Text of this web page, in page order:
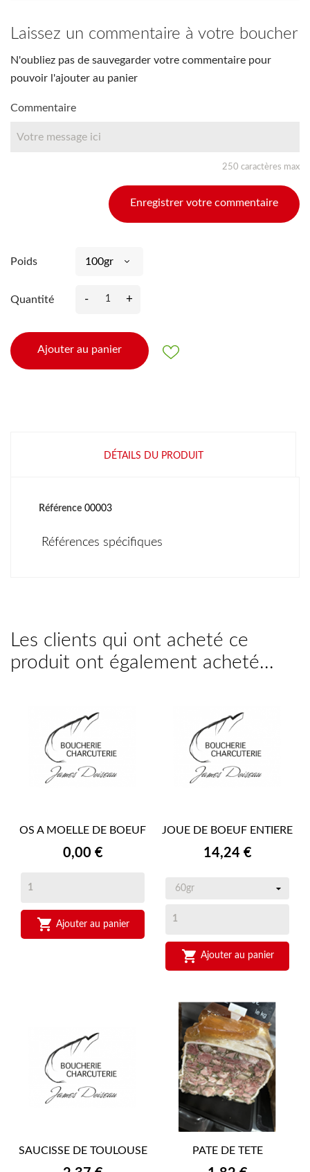
Laissez un commentaire à votre boucher
N'oubliez pas de sauvegarder votre commentaire pour
pouvoir l'ajouter au panier
Commentaire
250 caractères max
Enregistrer votre commentaire
Poids
Quantité - +
Ajouter au panier
DÉTAILS DU PRODUIT
Référence 00003
Références spécifiques
Les clients qui ont acheté ce
produit ont également acheté...
OS A MOELLE DE BOEUF
Prix
0,00 €
 Ajouter au panier
JOUE DE BOEUF ENTIERE
Prix
14,24 €
 Ajouter au panier
SAUCISSE DE TOULOUSE PATE DE TETE